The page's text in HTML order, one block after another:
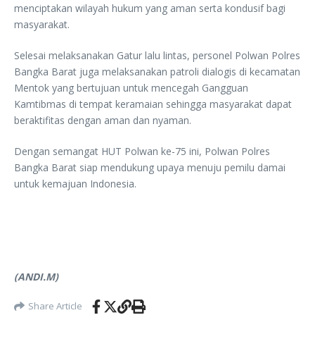
menciptakan wilayah hukum yang aman serta kondusif bagi
masyarakat.
Selesai melaksanakan Gatur lalu lintas, personel Polwan Polres
Bangka Barat juga melaksanakan patroli dialogis di kecamatan
Mentok yang bertujuan untuk mencegah Gangguan
Kamtibmas di tempat keramaian sehingga masyarakat dapat
beraktifitas dengan aman dan nyaman.
Dengan semangat HUT Polwan ke-75 ini, Polwan Polres
Bangka Barat siap mendukung upaya menuju pemilu damai
untuk kemajuan Indonesia.
(ANDI.M)
Share Article